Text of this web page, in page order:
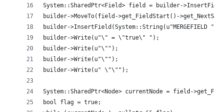
System::SharedPtr<Field> field = builder-
builder->MoveTo(field->get_FieldStart()-
builder->InsertField(System::String(u"MERGEFIELD
builder->Write(u"\" = \"true\" ");
builder->Write(u"\"");
builder->Write(u"\"");
builder->Write(u" \"\"");
System::SharedPtr<Node> currentNode = field-
bool flag = true;